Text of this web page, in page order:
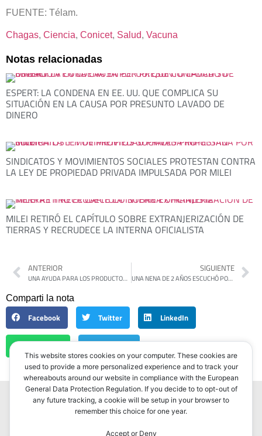
FUENTE: Télam.
Chagas, Ciencia, Conicet, Salud, Vacuna
Notas relacionadas
ESPERT: LA CONDENA EN EE. UU. QUE COMPLICA SU
SITUACIÓN EN LA CAUSA POR PRESUNTO LAVADO DE
DINERO
SINDICATOS Y MOVIMIENTOS SOCIALES PROTESTAN CONTRA
LA LEY DE PROPIEDAD PRIVADA IMPULSADA POR MILEI
MILEI RETIRÓ EL CAPÍTULO SOBRE EXTRANJERIZACIÓN DE
TIERRAS Y RECRUDECE LA INTERNA OFICIALISTA
ANTERIOR
UNA AYUDA PARA LOS PRODUCTORES QUE ALIMENTAN A 14 MILLONES DE PERSONAS
SIGUIENTE
UNA NENA DE 2 AÑOS ESCUCHÓ POR PRIMERA VEZ GRACIAS A UNA OPERACIÓN INÉDITA EN EL PAÍS
Comparti la nota
Facebook Twitter LinkedIn
This website stores cookies on your computer. These cookies are
used to provide a more personalized experience and to track your
whereabouts around our website in compliance with the European
General Data Protection Regulation. If you decide to to opt-out of
any future tracking, a cookie will be setup in your browser to
remember this choice for one year.
Accept or Deny